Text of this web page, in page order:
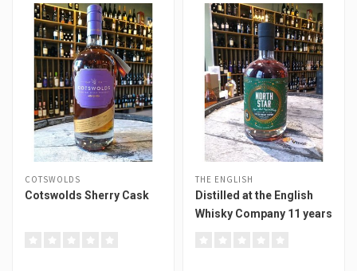
COTSWOLDS
Cotswolds Sherry Cask
THE ENGLISH
Distilled at the English
Whisky Company 11 years